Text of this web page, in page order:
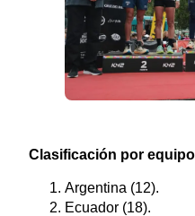
Clasificación por
Argentina (12).
Ecuador (18).